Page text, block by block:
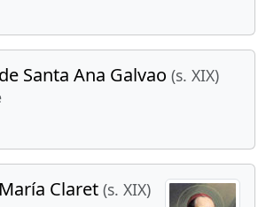
Santa Ana Galvao (s. XIX)
Claret (s. XIX)